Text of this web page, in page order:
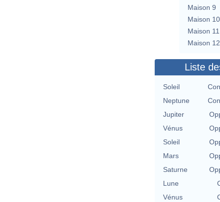
Maison 9
Maison 10
Maison 11
Maison 12
Liste
Soleil
Neptune
Jupiter
Vénus
Soleil
Mars
Saturne
Lune
Vénus